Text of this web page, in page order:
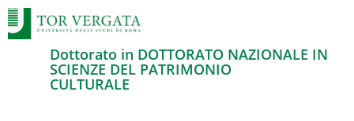
Dottorato in DOTTORATO NAZIONALE IN
SCIENZE DEL PATRIMONIO
CULTURALE